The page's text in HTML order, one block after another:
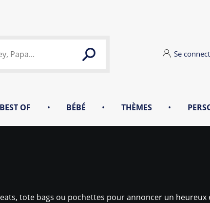
Se
BEST OF • BÉBÉ • THÈMES •
tote bags ou pochettes pour annoncer un heureux